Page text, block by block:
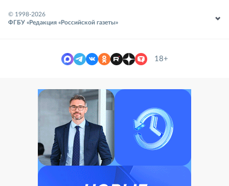
© 1998-2026
ФГБУ «Редакция «Российской газеты»
18+